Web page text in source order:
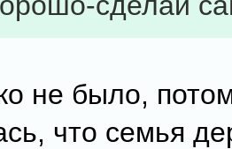
не было,
что семья